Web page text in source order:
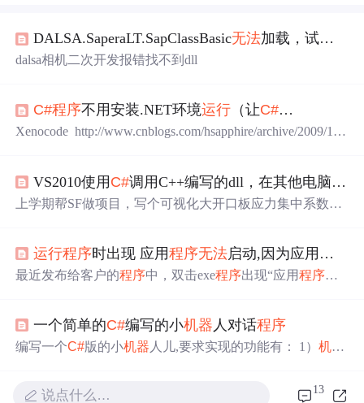
DALSA.SaperaLT.SapClassBasic无法加载，试图加载格式不
dalsa相机二次开发报错找不到dll
C#程序不用安装.NET环境运行 （让C#…
Xenocode http://www.cnblogs.com/hsapphire/archive/2009/12/
通常情况下，运行C#程序，需要系统安装.NET 框架，
但是如果为了运行 一个100K的C#程序，而安装100M
VS2010使用 C#调用C++编写的dll，在其他电脑上
上学期帮SF做项目，写个可视化大开口板应力集中系数和
省事，最后决定算法部分用C++来写，编译成dll让C#来调
用。 把dll文件放在C# 项目的..\bin\Debug目录下，C#
运行程序时出现 应用程序无法启动,因为应用 程序
最近发布给客户的程序中，双击exe程序出现“应用程序无
径。 于是有以下操作： 步骤： 1.利用管理员身份
提示窗口 2.输入sxstrace.exe Trace -logfile:C:\trace.log(路径自
一个简单的C#编写的小机器 人对话程序
编写一个C#版的小机器 人儿,要求实现的功能有： 1）机器
死了，问得问题太多，导致饿死了）进行处理； 4）有两
说点什么… 13